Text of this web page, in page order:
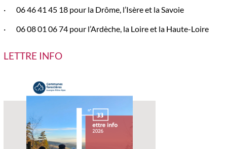
· 06 46 41 45 18 pour la Drôme, l’Isère et la Savoie
· 06 08 01 06 74 pour l’Ardèche, la Loire et la Haute-Loire
LETTRE INFO